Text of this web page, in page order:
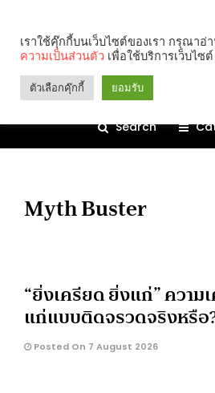
Search
Myth Buster
“ยิ่งเครียด ยิ่งแก่” ความ
แก่แบบติดจรวดจริงหรือ
Posted On 7 August 2026
เราใช้คุ๊กกี้บนเว็บไซต์ของเรา กรุณาอ่
ความเป็นส่วนตัว เพื่อใช้บริการเว็บไซต์
ตัวเลือกคุ๊กกี้ ยอมรับ